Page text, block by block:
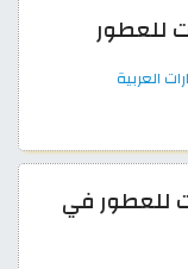
للعطور
العربية
للعطور في